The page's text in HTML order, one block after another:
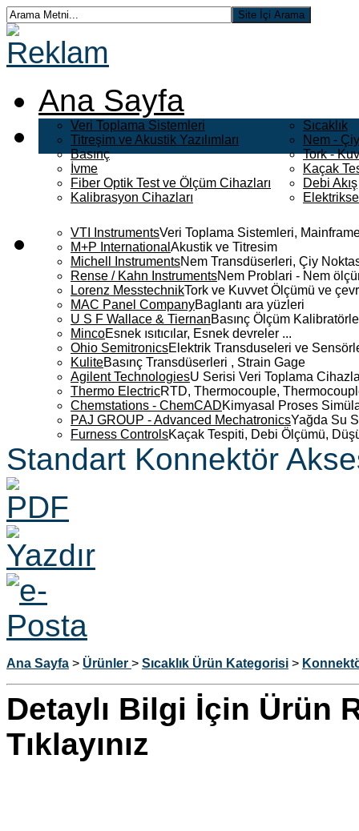
Ana Sayfa
Veri Toplama Sistemleri
Titreşim ve Akustik Yazılımları
Basınç
İvme
Fiber Optik Test ve Ölçüm Cihazları
Kalibrasyon Cihazları
Sıcaklık
Nem -
Tork -
Kaçak
Debi Akış
VTI InstrumentsVeri Toplama Sistemleri,
M+P International Akustik ve Titresim
Michell InstrumentsNem Transdüserleri, Çiy
Rense / Kahn InstrumentsNem Problari - Nem
Lorenz MesstechnikTork ve Kuvvet Ölçümü ve
MAC Panel CompanyBaglantı ara yüzleri
U S F Wallace & TiernanBasınç Ölçüm
MincoEsnek ısıtıcılar, Esnek devreler ...
Ohio SemitronicsElektrik Transduseleri ve
KuliteBasınç Transdüserleri , Strain Gage
Agilent TechnologiesU Serisi Veri Toplama
Thermo ElectricRTD, Thermocouple,
Chemstations - ChemCADKimyasal Proses
PAJ GROUP - Advanced MechatronicsYağda Su
Furness ControlsKaçak Tespiti, Debi Ölçümü,
Standart Konnektör
Ana Sayfa > Ürünler > Sıcaklık Ürün Kategorisi >
Detaylı Bilgi İçin Ürün
Tıklayınız